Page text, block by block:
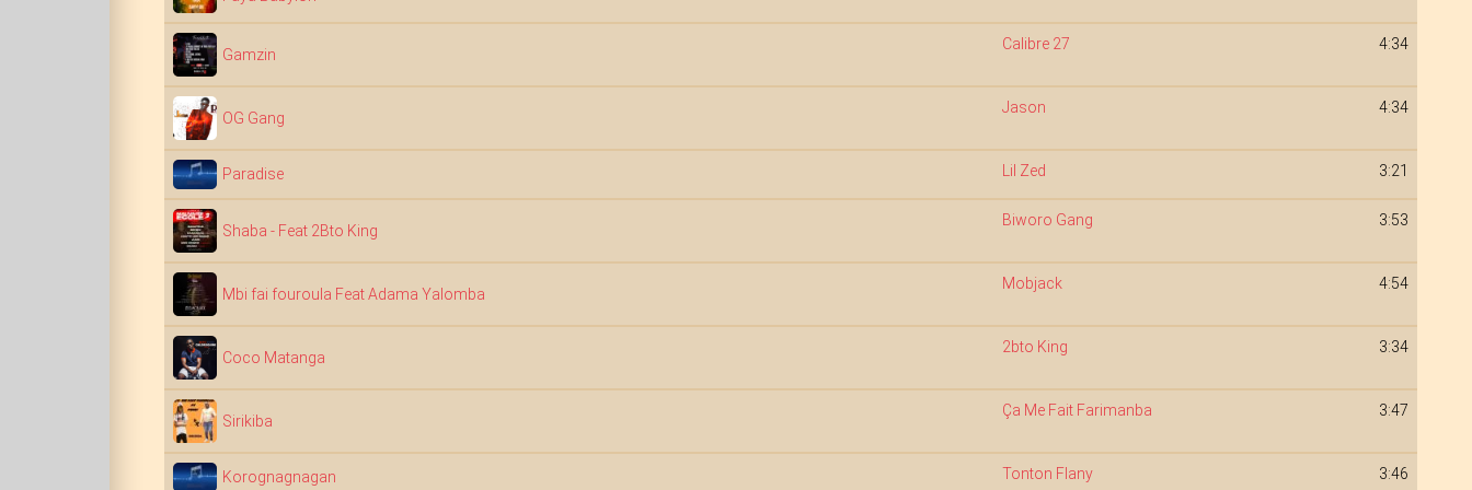
Gamzin
Calibre 27 4:34
OG Gang
Jason 4:34
Paradise Lil Zed 3:21
Shaba - Feat 2Bto King
Biworo Gang 3:53
Mbi fai fouroula Feat Adama Yalomba
Mobjack 4:54
Coco Matanga
2bto King 3:34
Sirikiba
Ça Me Fait Farimanba 3:47
Korognagnagan Tonton Flany 3:46